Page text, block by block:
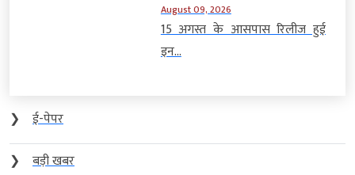
August 09, 2026
15 अगस्त के आसपास रिलीज हुई
इन...
❯
ई-पेपर
❯
बड़ी खबर